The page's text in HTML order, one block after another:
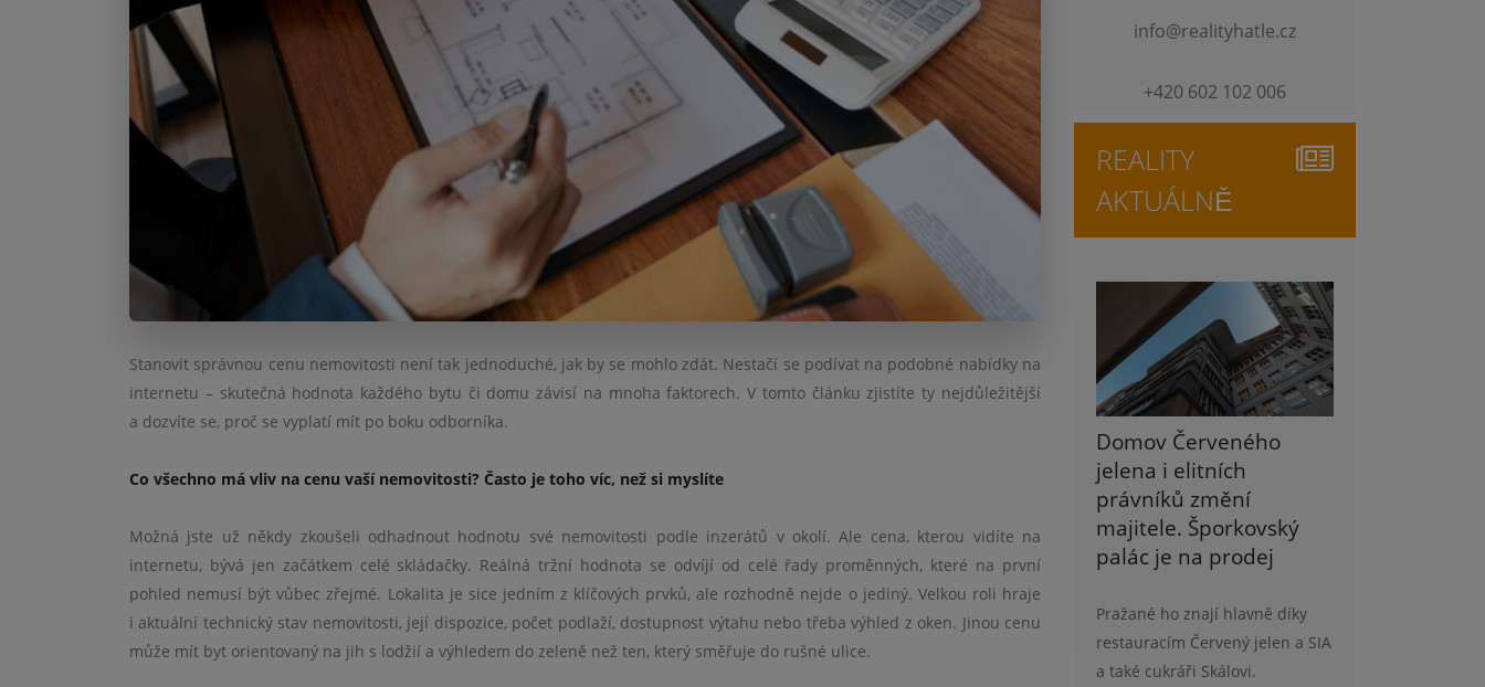
Stanovit správnou cenu nemovitosti není tak jednoduché, jak by se mohlo zdát. Nestačí se podívat na podobné nabídky na
internetu – skutečná hodnota každého bytu či domu závisí na mnoha faktorech. V tomto článku zjistíte ty nejdůležitější
a dozvíte se, proč se vyplatí mít po boku odborníka.
Co všechno má vliv na cenu vaší nemovitosti? Často je toho víc, než si myslíte
Možná jste už někdy zkoušeli odhadnout hodnotu své nemovitosti podle inzerátů v okolí. Ale cena, kterou vidíte na
internetu, bývá jen začátkem celé skládačky. Reálná tržní hodnota se odvíjí od celé řady proměnných, které na první
pohled nemusí být vůbec zřejmé. Lokalita je sice jedním z klíčových prvků, ale rozhodně nejde o jediný. Velkou roli hraje
i aktuální technický stav nemovitosti, její dispozice, počet podlaží, dostupnost výtahu nebo třeba výhled z oken. Jinou cenu
může mít byt orientovaný na jih s lodžií a výhledem do zeleně než ten, který směřuje do rušné ulice.
info@realityhatle.cz
+420 602 102 006
REALITY
AKTUÁLNĚ
Domov Červeného
jelena i elitních
právníků změní
majitele. Šporkovský
palác je na prodej
Pražané ho znají hlavně díky
restauracím Červený jelen a SIA
a také cukráři Skálovi.